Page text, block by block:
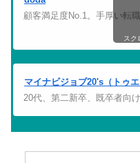
顧客満足度No.1。手厚い転
マイナビジョブ20's（トゥエ
20代、第二新卒、既卒者向
スク